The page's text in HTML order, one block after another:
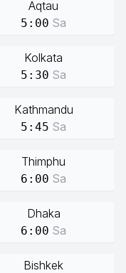
Aqtau
5:00 Sa
Kolkata
5:30 Sa
Kathmandu
5:45 Sa
Thimphu
6:00 Sa
Dhaka
6:00 Sa
Bishkek